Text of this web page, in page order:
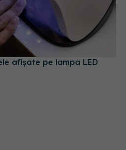
afișate pe lampa LED